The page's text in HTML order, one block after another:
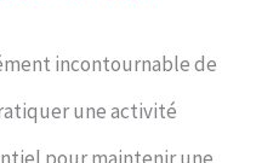
incontournable de
une activité